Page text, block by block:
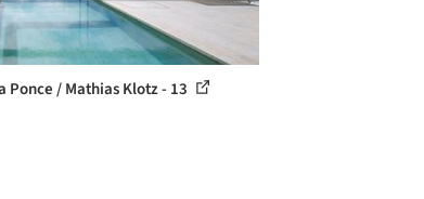
Ponce / Mathias Klotz - 13